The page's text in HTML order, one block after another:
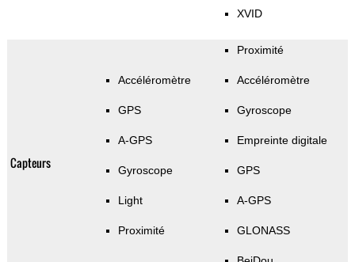
XVID
Capteurs
Accéléromètre
GPS
A-GPS
Gyroscope
Light
Proximité
Proximité
Accéléromètre
Gyroscope
Empreinte digitale
GPS
A-GPS
GLONASS